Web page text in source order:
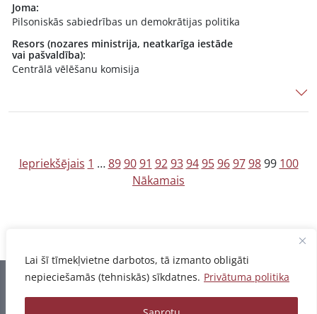
Lai šī tīmekļvietne darbotos, tā izmanto obligāti
nepieciešamās (tehniskās) sīkdatnes. Privātuma politika
Joma:
Pilsoniskās sabiedrības un demokrātijas politika
Resors (nozares ministrija, neatkarīga iestāde
vai pašvaldība):
Centrālā vēlēšanu komisija
Iepriekšējais 1 … 89 90 91 92 93 94 95 96 97 98 99 100
Nākamais
Informācija pēdējo reizi atjaunota 06.08.2026